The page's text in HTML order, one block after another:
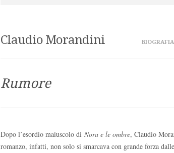
Claudio Morandini BIOGRAFIA
Rumore
Dopo l’esordio maiuscolo di Nora e le ombre, Claudio
romanzo, infatti, non solo si smarcava con grande forza